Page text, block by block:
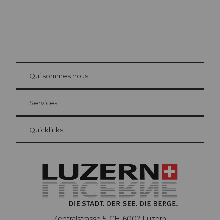
Carte d’hôte Lucerne
Vos avantages en tant qu'hôte pour la nuit
at Bre
Qui sommes nous
Services
Quicklinks